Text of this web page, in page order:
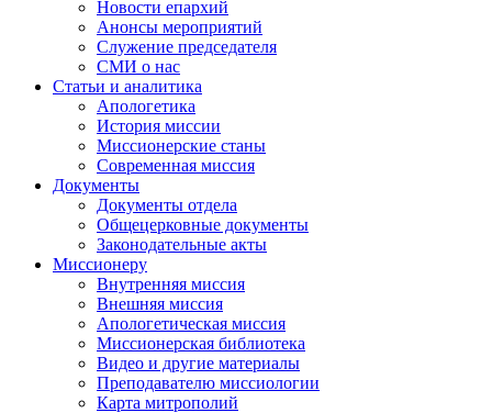
Новости епархий
Анонсы мероприятий
Служение председателя
СМИ о нас
Статьи и аналитика
Апологетика
История миссии
Миссионерские станы
Современная миссия
Документы
Документы отдела
Общецерковные документы
Законодательные акты
Миссионеру
Внутренняя миссия
Внешняя миссия
Апологетическая миссия
Миссионерская библиотека
Видео и другие материалы
Преподавателю миссиологии
Карта митрополий